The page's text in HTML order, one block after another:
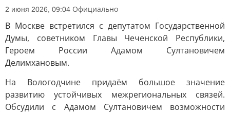
2 июня 2026, 09:04 Официально
В Москве встретился с депутатом Государственной
Думы, советником Главы Чеченской Республики,
Героем России Адамом Султановичем
Делимхановым.
На Вологодчине придаём большое значение
развитию устойчивых межрегиональных связей.
Обсудили с Адамом Султановичем возможности